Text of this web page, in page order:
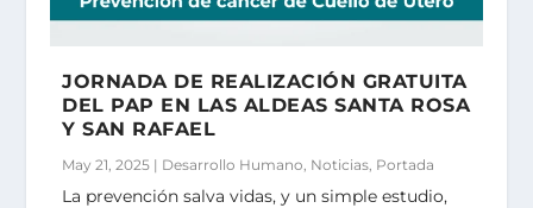
JORNADA DE REALIZACIÓN GRATUITA
DEL PAP EN LAS ALDEAS SANTA ROSA
Y SAN RAFAEL
May 21, 2025 | Desarrollo Humano Noticias Portada
La prevención salva vidas, y un simple estudio,